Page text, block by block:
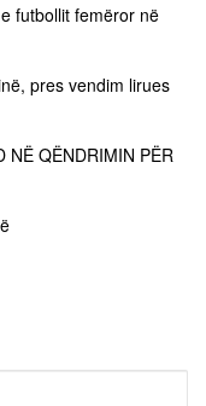
futbollit femëror në
pres vendim lirues
NË QËNDRIMIN PËR